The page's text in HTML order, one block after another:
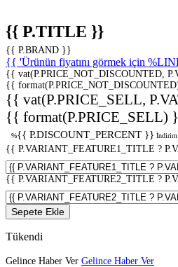
{{ P.TITLE }}
{{ P.BRAND }}
{{ 'Ürünün fiyatını görmek için
{{ vat(P.PRICE_NOT_DISCOUNTED,
{{
{{ vat(P.PRICE_SELL,
{{ format(P.PRICE_SELL)
%{{ P.DISCOUNT_PERCENT }} İndirim
{{ P.VARIANT_FEATURE1_TITLE ?
{{ P.VARIANT_FEATURE2_TITLE ?
Sepete Ekle
Tükendi
Gelince Haber Ver Gelince Haber Ver